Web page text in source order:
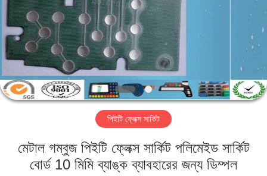
পণ্য
আমাদের
সম্পর্কে
কারখানা
পিইটি ফ্লেক্স সার্কিট
মেটাল গম্বুজ পিইটি ফ্লেক্স সার্কিট পলিমেইড সার্কিট
বোর্ড 10 মিমি ব্যাঙ্ক ব্যাবহারের জন্য ডিম্পল